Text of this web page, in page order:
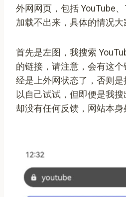
外网网页，包括 YouTube
加载不出来，具体的情况大
首先是左图，我搜索
的链接，请注意，会有这
经是上外网状态了，否则
以自己试试，但即便是我搜
却没有任何反馈，网站本身